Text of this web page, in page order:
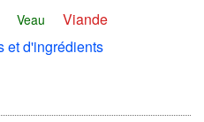
Veau
Viande
et d'ingrédients